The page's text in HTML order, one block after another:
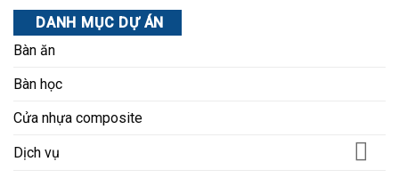
DANH MỤC DỰ ÁN
Bàn ăn
Bàn học
Cửa nhựa composite
Dịch vụ